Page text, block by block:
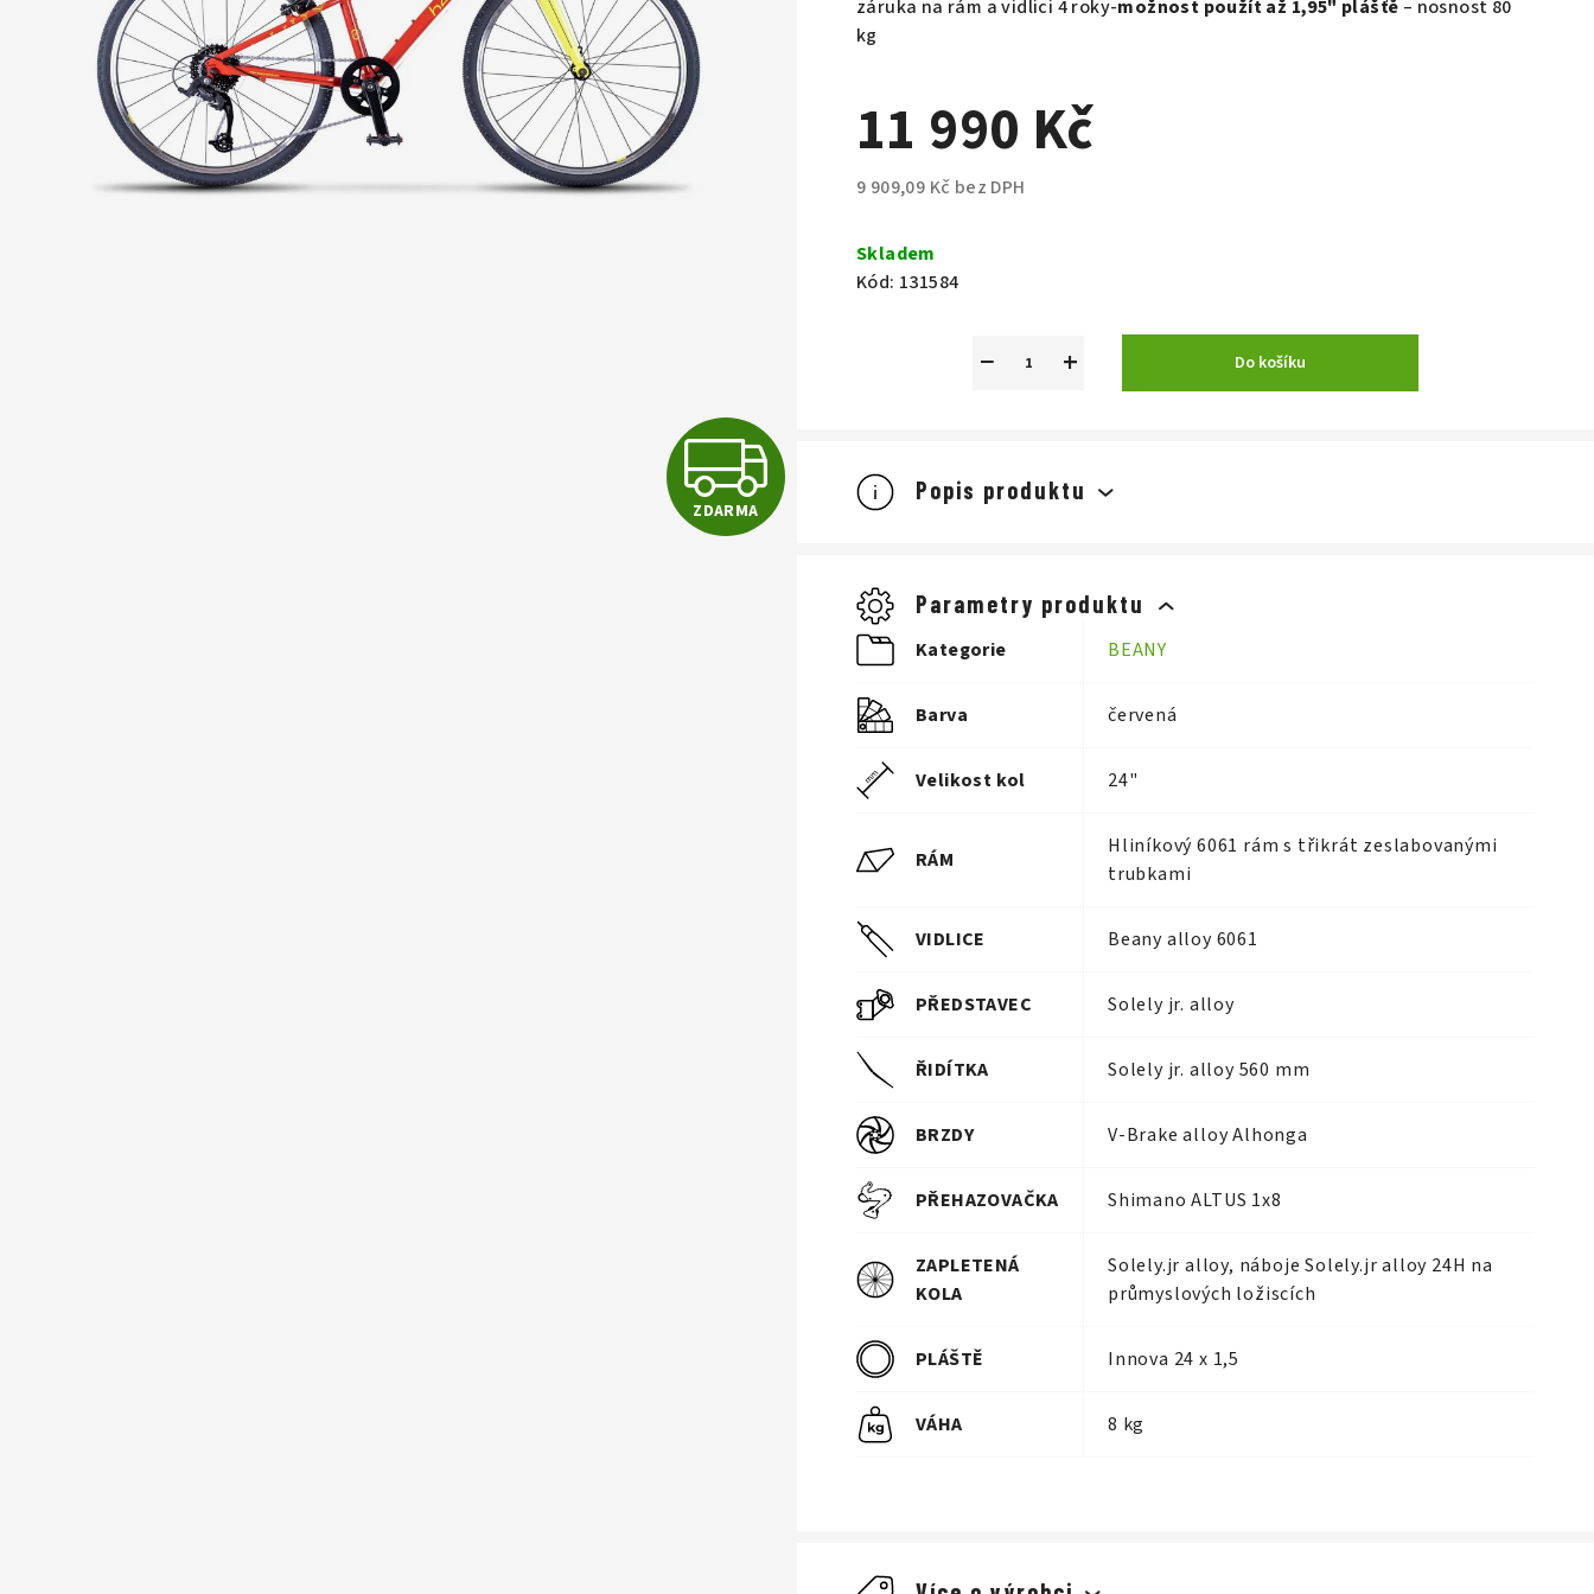
záruka na rám a vidlici 4 roky-možnost použít až 1,95" plášťě – nosnost 80
kg
11 990 Kč
9 909,09 Kč bez DPH
cena:
Skladem
Kód: 131584
+
− Do košíku
Popis produktu
Parametry produktu
Kategorie BEANY
Barva červená
Velikost kol 24"
RÁM
Hliníkový 6061 rám s třikrát zeslabovanými
trubkami
VIDLICE Beany alloy 6061
PŘEDSTAVEC Solely jr. alloy
ŘIDÍTKA Solely jr. alloy 560 mm
BRZDY V-Brake alloy Alhonga
PŘEHAZOVAČKA Shimano ALTUS 1x8
ZAPLETENÁ
KOLA
Solely.jr alloy, náboje Solely.jr alloy 24H na
průmyslových ložiscích
PLÁŠTĚ Innova 24 x 1,5
VÁHA 8 kg
Z
D
ZDARMA